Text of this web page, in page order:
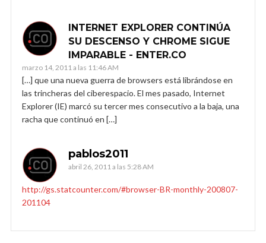
INTERNET EXPLORER CONTINÚA
SU DESCENSO Y CHROME SIGUE
IMPARABLE - ENTER.CO
marzo 14, 2011 a las 11:46 AM
[…] que una nueva guerra de browsers está librándose en
las trincheras del ciberespacio. El mes pasado, Internet
Explorer (IE) marcó su tercer mes consecutivo a la baja, una
racha que continuó en […]
pablos2011
abril 26, 2011 a las 5:28 AM
http://gs.statcounter.com/#browser-BR-monthly-200807-
201104